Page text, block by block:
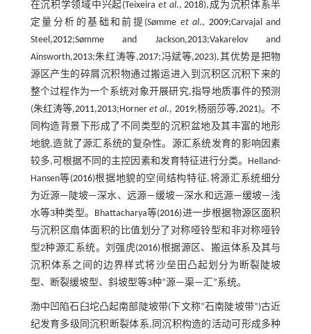
在沉积学领域中兴起(Teixeira et al.,2018),成为沉积体系半
定量分析的基础和前提(Sømme et al., 2009;Carvajal and
Steel,2012;Sømme and Jackson,2013;Vakarelov and
Ainsworth,2013;朱红涛等,2017;冯斌等,2023),其优势是把物
源区产生的碎屑沉积物通过搬运进入到沉积区沉积下来的
整个过程作为一个系统对象开展研究,指导地质事件的预测
(朱红涛等,2011,2013;Horneret al., 2019;杨丽莎等,2021)。不
同构造背景下形成了不同类型的沉积盆地及其丰富的地形
地貌,造就了源汇系统的复杂性。源汇系统发育的影响因素
较多,可根据不同的主控因素和发育特征进行分类。Helland-
Hansen等(2016)根据地貌的空间结构特征,将源汇系统细分
为近源—陡坡—深水、远源—缓坡—深水和远源—缓坡—浅
水等3种类型。Bhattacharya等(2016)进一步根据物源区面积
与沉积区扇体面积的比值划分了对称哑铃型和非对称哑铃
型2种源汇系统。刘强虎(2016)根据源区、搬运体系及其与
沉积体系之间的边界样式将沙垒田凸起划分为断裂陡坡
型、断裂缓坡型、斜坡型等3种“源—渠—汇”系统。
渤中凹陷石臼坨凸起南部陡坡带(下文称“石南陡坡带”)古近
纪发育多级同沉积断裂体系,同沉积构造的活动可形成多种